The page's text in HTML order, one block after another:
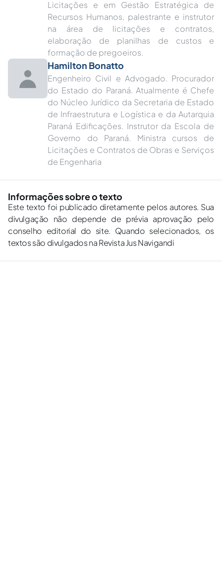
Licitações e em Gestão Estratégica de
Recursos Humanos, palestrante e instrutor
na área de licitações e contratos,
elaboração de planilhas de custos e
formação de pregoeiros.
Hamilton Bonatto
Engenheiro Civil e Advogado. Procurador
do Estado do Paraná. Atualmente é Chefe
do Núcleo Jurídico da Secretaria de Estado
de Infraestrutura e Logística e da Autarquia
Paraná Edificações. Instrutor da Escola de
Governo do Paraná. Ministra cursos de
Licitações e Contratos de Obras e Serviços
de Engenharia
Informações sobre o texto
Este texto foi publicado diretamente pelos autores. Sua
divulgação não depende de prévia aprovação pelo
conselho editorial do site. Quando selecionados, os
textos são divulgados na Revista Jus Navigandi